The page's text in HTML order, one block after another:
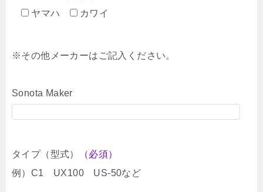
ヤマハ
カワイ
※その他メーカーはご記入ください。
Sonota Maker
タイプ（型式）
（必須）
例）C1 UX100 US-50など